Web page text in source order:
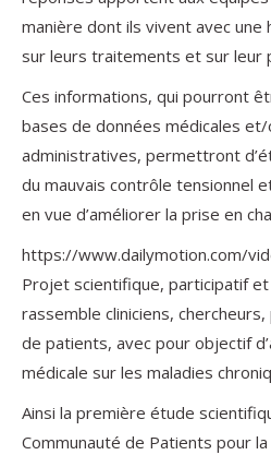
manière dont ils vivent avec
sur leurs traitements et sur leur
Ces informations, qui pourront
bases de données médicales
administratives, permettront
du mauvais contrôle tensionnel
en vue d’améliorer la prise en
https://www.dailymotion.com/
Projet scientifique, participatif et
rassemble cliniciens,
de patients, avec pour objectif
médicale sur les maladies
Ainsi la première étude
Communauté de Patients pour